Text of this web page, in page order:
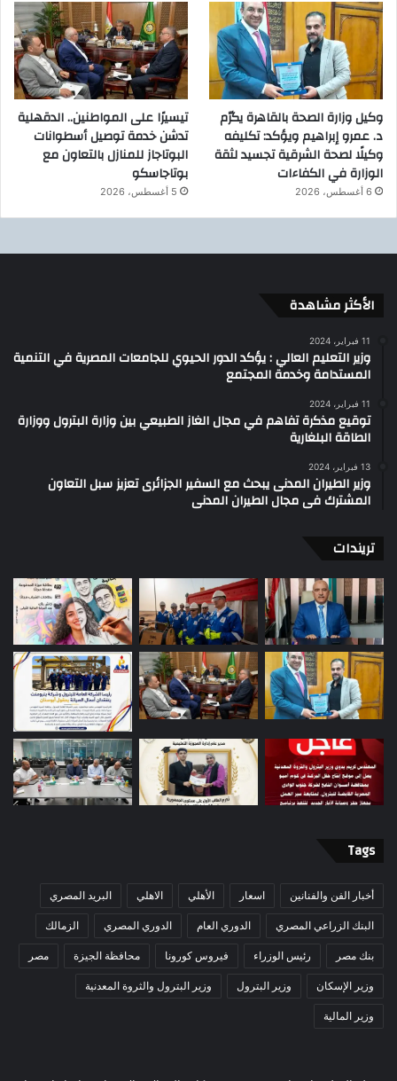
وكيل وزارة الصحة بالقاهرة يكرّم
د. عمرو إبراهيم ويؤكد: تكليفه
وكيلًا لصحة الشرقية تجسيد لثقة
الوزارة في الكفاءات
6 أغسطس، 2026
تيسيرًا على المواطنين.. الدقهلية
تدشن خدمة توصيل أسطوانات
البوتاجاز للمنازل بالتعاون مع
بوتاجاسكو
5 أغسطس، 2026
الأكثر مشاهدة
11 فبراير، 2024
وزير التعليم العالي : يؤكد الدور الحيوي للجامعات المصرية في التنمية
المستدامة وخدمة المجتمع
11 فبراير، 2024
توقيع مذكرة تفاهم في مجال الغاز الطبيعي بين وزارة البترول ووزارة
الطاقة البلغارية
13 فبراير، 2024
وزير الطيران المدنى يبحث مع السفير الجزائرى تعزيز سبل التعاون
المشترك فى مجال الطيران المدنى
تريندات
Tags
أخبار الفن والفنانين اسعار الأهلي الاهلي البريد المصري
البنك الزراعي المصري الدوري العام الدوري المصري الزمالك
بنك مصر رئيس الوزراء فيروس كورونا محافظة الجيزة مصر
وزير الإسكان وزير البترول وزير البترول والثروة المعدنية
وزير المالية